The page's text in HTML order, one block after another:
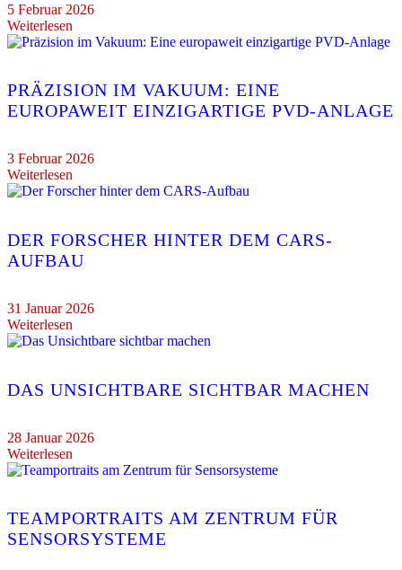
5 Februar 2026
Weiterlesen
PRÄZISION IM VAKUUM: EINE
EUROPAWEIT EINZIGARTIGE PVD-ANLAGE
3 Februar 2026
Weiterlesen
DER FORSCHER HINTER DEM CARS-
AUFBAU
31 Januar 2026
Weiterlesen
DAS UNSICHTBARE SICHTBAR MACHEN
28 Januar 2026
Weiterlesen
TEAMPORTRAITS AM ZENTRUM FÜR
SENSORSYSTEME